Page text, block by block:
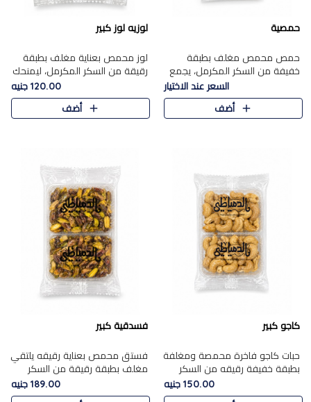
حمصية
حمص محمص مغلف بطبقة
خفيفة من السكر المكرمل، يجمع
بين القرمشة المميزة والطعم
الشرقي الأصيل في واحدة من أشهر
حلويات الموسم.
السعر عند الاختيار
أضف
لوزيه لوز كبير
لوز محمص بعناية مغلف بطبقة
رقيقة من السكر المكرمل، ليمنحك
قرمشة راقية ونكهة غنية تبرز
فخامة اللوز في كل قطعة.
120.00 جنيه
أضف
كاجو كبير
حبات كاجو فاخرة محمصة ومغلفة
بطبقة خفيفة رقيقه من السكر
المكرمل، تجمع بين توازن النعومة
زبدية غنية فاخرة والقرمشة
150.00 جنيه
فسدقية كبير
فستق محمص بعناية رقيقه يلتقي
مغلف بطبقة رقيقة من السكر
المكرمل، ليقدم مذاقًا فاخرًا حلوي
شرقية فاخرة ونكهة غنية ناتي تميز
189.00 جنيه